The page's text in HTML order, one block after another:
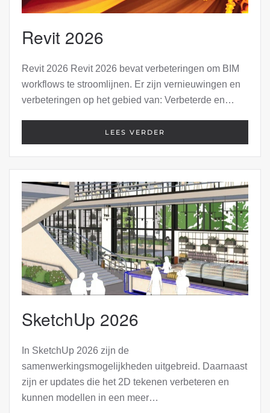
Revit 2026
Revit 2026 Revit 2026 bevat verbeteringen om BIM
workflows te stroomlijnen. Er zijn vernieuwingen en
verbeteringen op het gebied van: Verbeterde en…
LEES VERDER
SketchUp 2026
In SketchUp 2026 zijn de
samenwerkingsmogelijkheden uitgebreid. Daarnaast
zijn er updates die het 2D tekenen verbeteren en
kunnen modellen in een meer…